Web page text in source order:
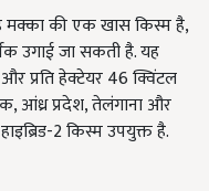
मक्का की एक खास किस्म है,
उगाई जा सकती है. यह
प्रति हेक्टेयर 46 क्विंटल
आंध्र प्रदेश, तेलंगाना और
2 किस्म उपयुक्त है.